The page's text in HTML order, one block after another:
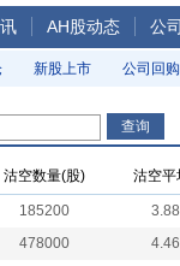
AH股动态 公
新股上市 公司回购
沽空数量(股) 沽空平
185200
478000